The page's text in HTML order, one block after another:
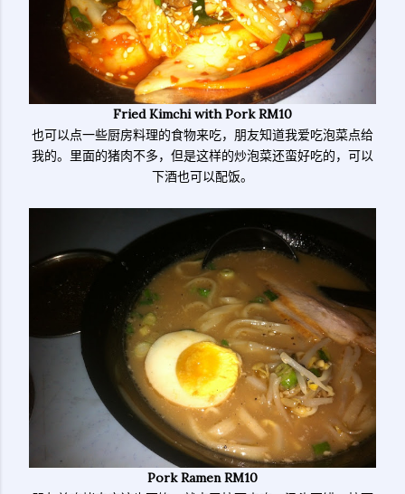
Fried Kimchi with Pork RM10
也可以点一些厨房料理的食物来吃，朋友知道我爱吃泡菜点给
我的。里面的猪肉不多，但是这样的炒泡菜还蛮好吃的，可以
下酒也可以配饭。
Pork Ramen RM10